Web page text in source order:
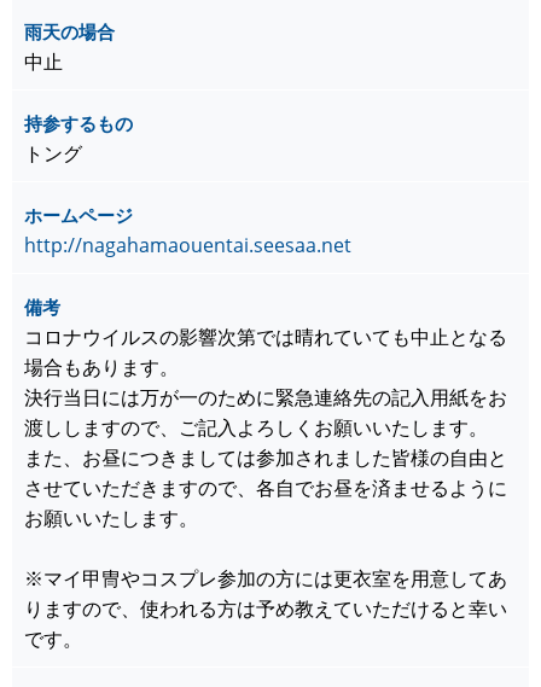
雨天の場合
中止
持参するもの
トング
ホームページ
http://nagahamaouentai.seesaa.net
備考
コロナウイルスの影響次第では晴れていても中止となる
場合もあります。
決行当日には万が一のために緊急連絡先の記入用紙をお
渡ししますので、ご記入よろしくお願いいたします。
また、お昼につきましては参加されました皆様の自由と
させていただきますので、各自でお昼を済ませるように
お願いいたします。
※マイ甲冑やコスプレ参加の方には更衣室を用意してあ
りますので、使われる方は予め教えていただけると幸い
です。